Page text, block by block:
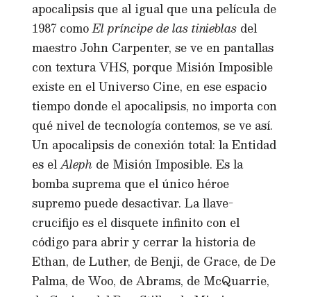
apocalipsis que al igual que una película de
1987 comoEl príncipe de las tinieblas del
maestro John Carpenter, se ve en pantallas
con textura VHS, porque Misión Imposible
existe en el Universo Cine, en ese espacio
tiempo donde el apocalipsis, no importa con
qué nivel de tecnología contemos, se ve así.
Un apocalipsis de conexión total: la Entidad
es elAleph de Misión Imposible. Es la
bomba suprema que el único héroe
supremo puede desactivar. La llave-
crucifijo es el disquete infinito con el
código para abrir y cerrar la historia de
Ethan, de Luther, de Benji, de Grace, de De
Palma, de Woo, de Abrams, de McQuarrie,